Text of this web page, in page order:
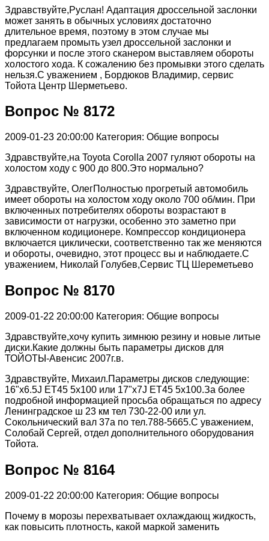
Здравствуйте,Руслан! Адаптация дроссельной заслонки
может занять в обычных условиях достаточно
длительное время, поэтому в этом случае мы
предлагаем промыть узел дроссельной заслонки и
форсунки и после этого сканером выставляем обороты
холостого хода. К сожалению без промывки этого сделать
нельзя.С уважением , Бордюков Владимир, сервис
Тойота Центр Шерметьево.
Вопрос № 8172
2009-01-23 20:00:00 Категория: Общие вопросы
Здравствуйте,на Toyota Corolla 2007 гуляют обороты на
холостом ходу с 900 до 800.Это нормально?
Здравствуйте, ОлегПолностью прогретый автомобиль
имеет обороты на холостом ходу около 700 об/мин. При
включенных потребителях обороты возрастают в
зависимости от нагрузки, особенно это заметно при
включенном кодиционере. Компрессор кондиционера
включается циклически, соответственно так же меняются
и обороты, очевидно, этот процесс вы и наблюдаете.С
уважением, Николай Голубев,Сервис ТЦ Шереметьево
Вопрос № 8170
2009-01-22 20:00:00 Категория: Общие вопросы
Здравствуйте,хочу купить зимнюю резину и новые литые
диски.Какие должны быть параметры дисков для
ТОЙОТЫ-Авенсис 2007г.в.
Здравствуйте, Михаил.Параметры дисков следующие:
16"x6.5J ET45 5x100 или 17"x7J ET45 5x100.За более
подробной информацией просьба обращаться по адресу
Ленинградское ш 23 км тел 730-22-00 или ул.
Сокольнический вал 37а по тел.788-5665.С уважением,
Солобай Сергей, отдел дополнительного оборудования
Тойота.
Вопрос № 8164
2009-01-22 20:00:00 Категория: Общие вопросы
Почему в морозы перехватывает охлаждающ жидкость,
как повысить плотность, какой маркой заменить